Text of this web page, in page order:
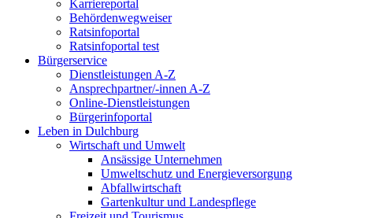
Karriereportal
Behördenwegweiser
Ratsinfoportal
Ratsinfoportal test
Bürgerservice
Dienstleistungen A-Z
Ansprechpartner/-innen A-Z
Online-Dienstleistungen
Bürgerinfoportal
Leben in Dulchburg
Wirtschaft und Umwelt
Ansässige Unternehmen
Umweltschutz und Energieversorgung
Abfallwirtschaft
Gartenkultur und Landespflege